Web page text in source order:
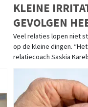
KLEINE
GEVOLGEN
RELATIE
Veel relaties lopen niet
op de kleine dingen.
relatiecoach Saskia